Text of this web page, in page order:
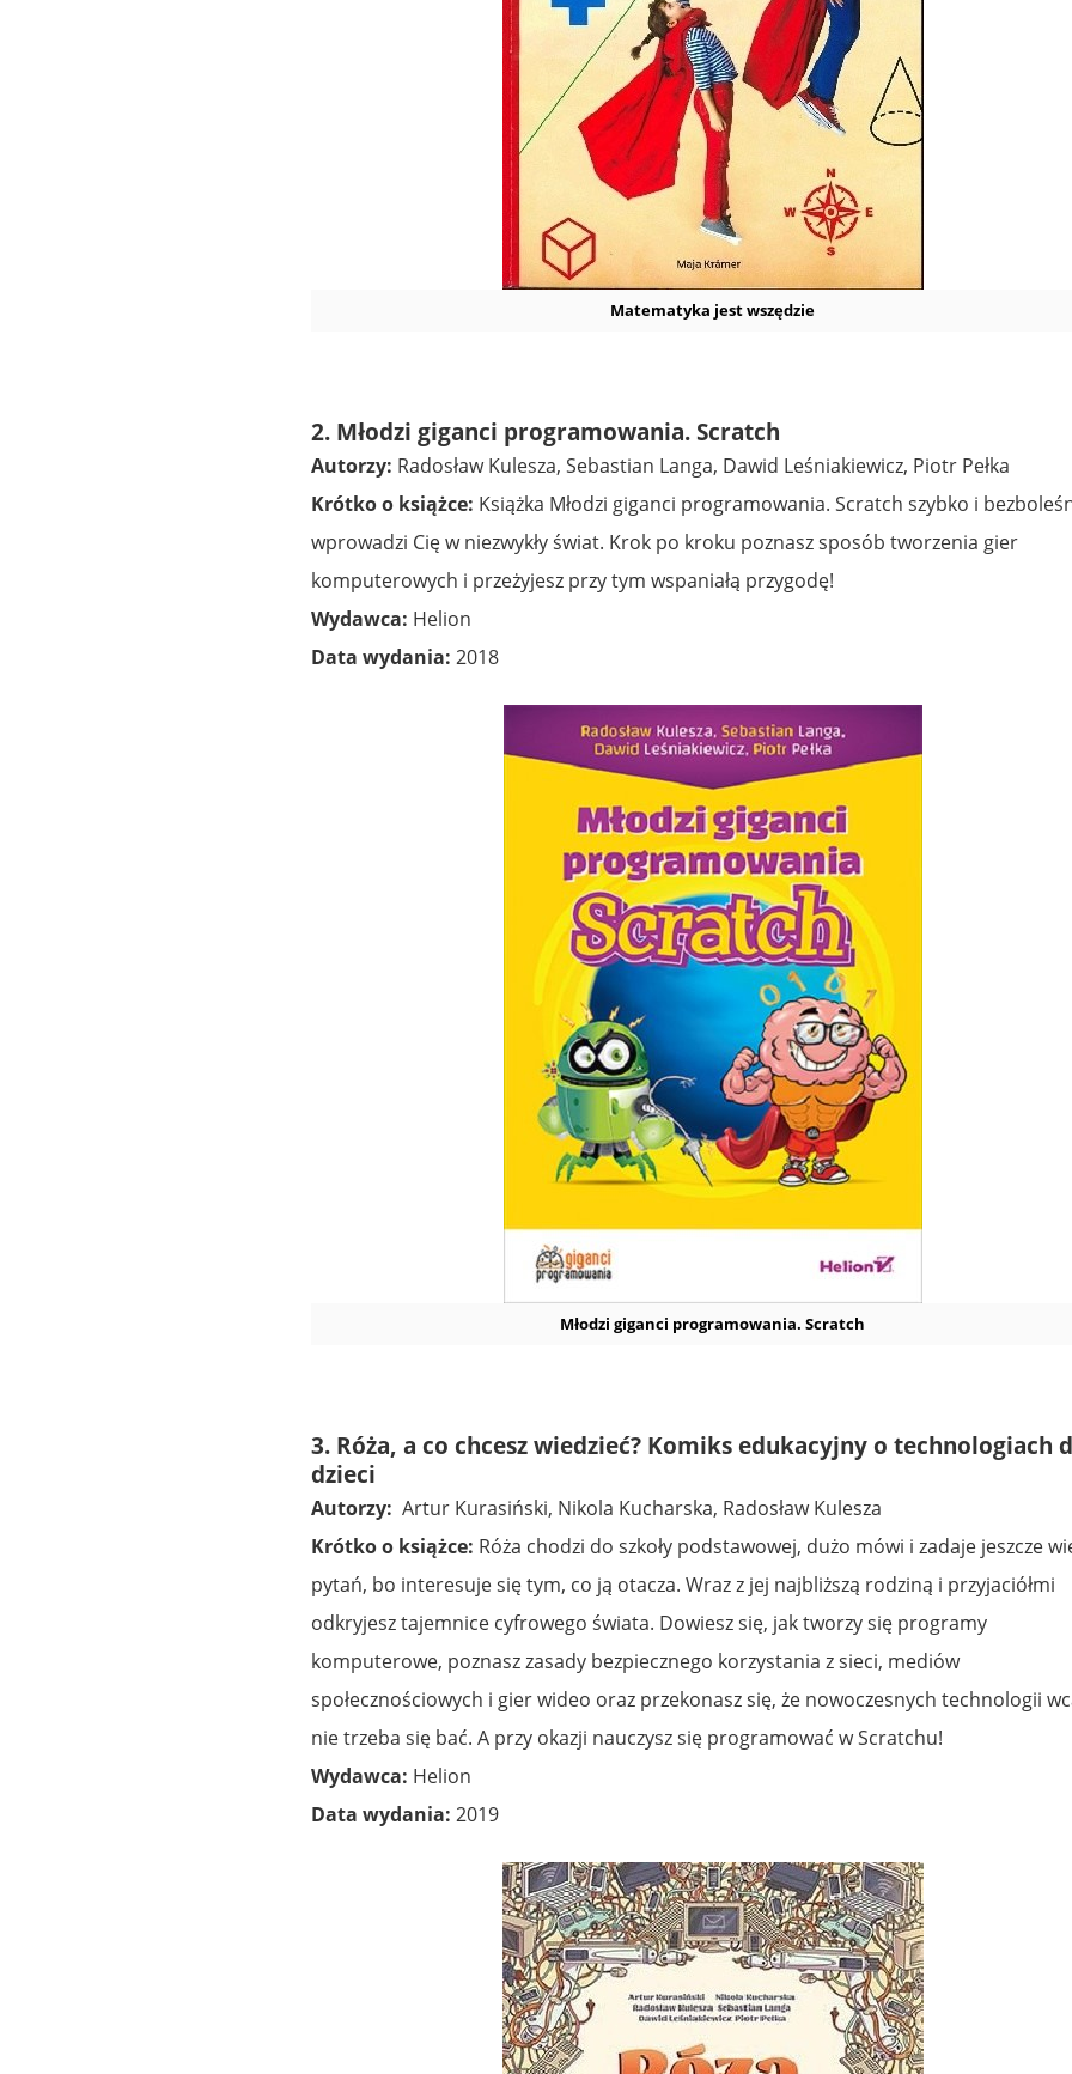
Matematyka jest wszędzie
2. Młodzi giganci programowania. Scratch
Autorzy: Radosław Kulesza, Sebastian Langa, Dawid Leśniakiewicz, Piotr Pełka
Krótko o książce: Książka Młodzi giganci programowania. Scratch szybko i
wprowadzi Cię w niezwykły świat. Krok po kroku poznasz sposób tworzenia gier
komputerowych i przeżyjesz przy tym wspaniałą przygodę!
Wydawca: Helion
Data wydania: 2018
Młodzi giganci programowania. Scratch
3. Róża, a co chcesz wiedzieć? Komiks edukacyjny o technologiach
dzieci
Autorzy: Artur Kurasiński, Nikola Kucharska, Radosław Kulesza
Krótko o książce: Róża chodzi do szkoły podstawowej, dużo mówi i zadaje jeszcze
pytań, bo interesuje się tym, co ją otacza. Wraz z jej najbliższą rodziną i przyjaciółmi
odkryjesz tajemnice cyfrowego świata. Dowiesz się, jak tworzy się programy
komputerowe, poznasz zasady bezpiecznego korzystania z sieci, mediów
społecznościowych i gier wideo oraz przekonasz się, że nowoczesnych technologii
nie trzeba się bać. A przy okazji nauczysz się programować w Scratchu!
Wydawca: Helion
Data wydania: 2019